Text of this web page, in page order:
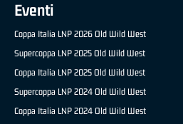
Eventi
Coppa Italia LNP 2026 Old Wild West
Supercoppa LNP 2025 Old Wild West
Coppa Italia LNP 2025 Old Wild West
Supercoppa LNP 2024 Old Wild West
Coppa Italia LNP 2024 Old Wild West